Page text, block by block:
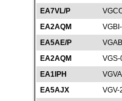
EA7VL/P
EA2AQM
EA5AE/P
EA2AQM
EA1IPH
EA5AJX
VGV-